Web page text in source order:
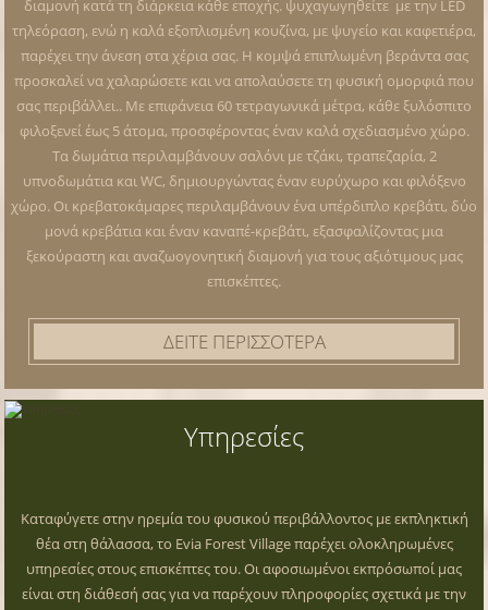
Village υπόσχεται μια αξέχαστη απόδραση
όπου κάθε λεπτομέρεια είναι προσεκτικά
σχεδιασμένη για την άνεσή και την
ικανοποίησή σας.
διαμονή κατά τη διάρκεια κάθε εποχής. ψυχαγωγηθείτε με την LED
τηλεόραση, ενώ η καλά εξοπλισμένη κουζίνα, με ψυγείο και καφετιέρα,
παρέχει την άνεση στα χέρια σας. Η κομψά επιπλωμένη βεράντα σας
προσκαλεί να χαλαρώσετε και να απολαύσετε τη φυσική ομορφιά που
σας περιβάλλει.. Με επιφάνεια 60 τετραγωνικά μέτρα, κάθε ξυλόσπιτο
φιλοξενεί έως 5 άτομα, προσφέροντας έναν καλά σχεδιασμένο χώρο.
Τα δωμάτια περιλαμβάνουν σαλόνι με τζάκι, τραπεζαρία, 2
υπνοδωμάτια και WC, δημιουργώντας έναν ευρύχωρο και φιλόξενο
χώρο. Οι κρεβατοκάμαρες περιλαμβάνουν ένα υπέρδιπλο κρεβάτι, δύο
μονά κρεβάτια και έναν καναπέ-κρεβάτι, εξασφαλίζοντας μια
ξεκούραστη και αναζωογονητική διαμονή για τους αξιότιμους μας
επισκέπτες.
ΔΕΙΤΕ ΠΕΡΙΣΣΟΤΕΡΑ
Υπηρεσίες
Καταφύγετε στην ηρεμία του φυσικού περιβάλλοντος με εκπληκτική
θέα στη θάλασσα, το Evia Forest Village παρέχει ολοκληρωμένες
υπηρεσίες στους επισκέπτες του. Οι αφοσιωμένοι εκπρόσωποί μας
είναι στη διάθεσή σας για να παρέχουν πληροφορίες σχετικά με την